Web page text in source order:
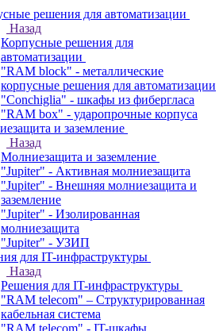
решения для автоматизации
Назад
Корпусные решения для
автоматизации
"RAM block" - металлические
корпусные решения для автоматизации
"Conchiglia" - шкафы из фибергласа
"RAM box" - ударопрочные корпуса
и заземление
Назад
Молниезащита и заземление
"Jupiter" - Активная молниезащита
"Jupiter" - Внешняя молниезащита и
заземление
"Jupiter" - Изолированная
молниезащита
"Jupiter" - УЗИП
для IT-инфраструктуры
Назад
Решения для IT-инфраструктуры
"RAM telecom" – Структурированная
кабельная система
"RAM telecom" - IT-шкафы